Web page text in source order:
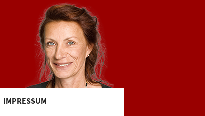
IMPRESSUM